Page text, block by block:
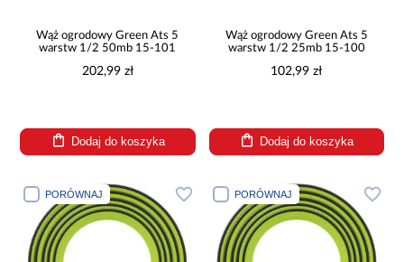
Wąż ogrodowy Green Ats 5
warstw 1/2 50mb 15-101
202,99 zł
Dodaj do koszyka
Wąż ogrodowy Green Ats 5
warstw 1/2 25mb 15-100
102,99 zł
Dodaj do koszyka
PORÓWNAJ PORÓWNAJ